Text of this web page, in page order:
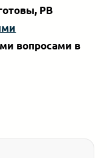
PB
вопросами в